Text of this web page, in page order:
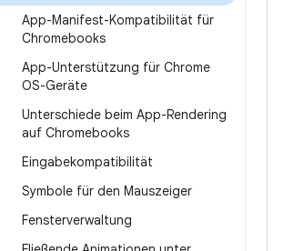
App-Manifest-Kompatibilität für
Chromebooks
App-Unterstützung für Chrome
OS-Geräte
Unterschiede beim App-Rendering
auf Chromebooks
Eingabekompatibilität
Symbole für den Mauszeiger
Fensterverwaltung